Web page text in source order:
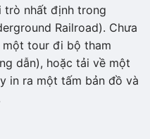
trò nhất định trong
Railroad). Chưa
một tour đi bộ tham
dẫn), hoặc tải về một
in ra một tấm bản đồ và